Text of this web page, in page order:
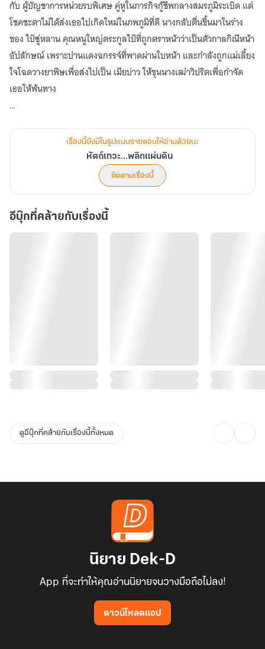
กับ ผู้บัญชาการหน่วยรบพิเศษ คู่หูในภารกิจกู้ชีพกลางสมรภูมิระเบิด แต่
โชคชะตาไม่ได้ส่งเธอไปเกิดใหม่ในภพภูมิที่ดี นางกลับตื่นขึ้นมาในร่าง
ของ ไป๋ซู่หลาน คุณหนูใหญ่ตระกูลไป๋ที่ถูกตราหน้าว่าเป็นตัวกาลกิณีหน้า
อัปลักษณ์ เพราะปานแดงฉกรรจ์ที่พาดผ่านใบหน้า และกำลังถูกแม่เลี้ยง
ใจโฉดวางยาพิษเพื่อส่งไปเป็น เมียบ่าว ให้ขุนนางเฒ่าวิปริตเพื่อกำจัด
เธอให้พ้นทาง
เสบียงสมัยใหม่ที่ครบครันที่สุดในศตวรรษที่ 21!
ศัลยแพทย์สาวในคราบคุณหนูขยะเริ่มปฏิบัติการ ผ่าตัดโชคชะตา ด้วยตัว
เอง เธอพบว่าปานแดงบนหน้าไม่ใช่ตำหนิแต่กำเนิด แต่เป็นพิษเรื้อรังที่
ถูกวางมานับสิบปี! ไป๋ลู่ใช้หัตถ์เทวะสกัดยาถอนพิษ คืนโฉมสะคราญล่ม
เมืองที่งดงามจนแม้แต่ดวงจันทร์ยังต้องหลบเลี่ยง ก่อนจะเริ่มแผนการ
ล้างจวน ตบหน้าแม่เลี้ยงและน้องสาวจอมปลอมด้วยชั้นเชิงการเมืองและ
พร้อมกับเธอ!
ไป๋ลู่จึงยื่นข้อเสนอที่ไม่มีใครกล้าทำ "ข้าจะผ่าตัดปรับโครงสร้างร่างกาย
และเส้นลมปราณให้ท่านใหม่ เปลี่ยนท่านจากแมวป่วยให้กลายเป็นมังกร
จากหนึ่งศัลยแพทย์จอมเผด็จการ และหนึ่งผู้บัญชาการมัจจุราชเงามืด
พันธสัญญาเลือดถูกลงนามท่ามกลางกลิ่นยาฆ่าเชื้อและคมมีดผ่าตัด
พวกเขาเริ่มปฏิวัติแผ่นดินโหย่วที่เน่าเฟะ ตั้งแต่ระบบเสบียงทหารที่ถูก
โกงกิน ไปจนถึงการกวาดล้างโรคระบาดด้วยโรงพยาบาลสนามล้ำยุค
เมื่อมังกรเริ่มขยับปีก และพญาหงส์เริ่มกางกรงเล็บ ศัตรูทั่วทั้งแผ่นดินจึง
ได้รู้ซึ้งว่า การทำให้หมอเทวดาโกรธนั้นน่ากลัวยิ่งกว่าตกนรก เพราะนาง
ไม่ได้ต้องการเพียงแค่ชีวิต แต่นางต้องการดูพวกมันพินาศอย่างทรมาน
เรื่องนี้ยังมีในรูปแบบรายตอนให้อ่านด้วยนะ
หัตถ์เทวะ...พลิกแผ่นดิน
ติดตามเรื่องนี้
อีบุ๊กที่คล้ายกับเรื่องนี้
ดูอีบุ๊กที่คล้ายกับเรื่องนี้ทั้งหมด
นิยาย Dek-D
App ที่จะทำให้คุณอ่านนิยายจนวางมือถือไม่ลง!
ดาวน์โหลดแอป